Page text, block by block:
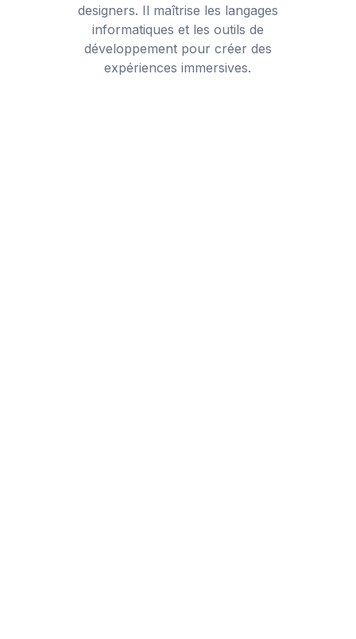
designers. Il maîtrise les langages
informatiques et les outils de
développement pour créer des
expériences immersives.